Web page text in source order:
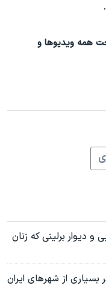
همه ویدیوها و
و دیوار برلینی که زنان
از شهرهای ایران